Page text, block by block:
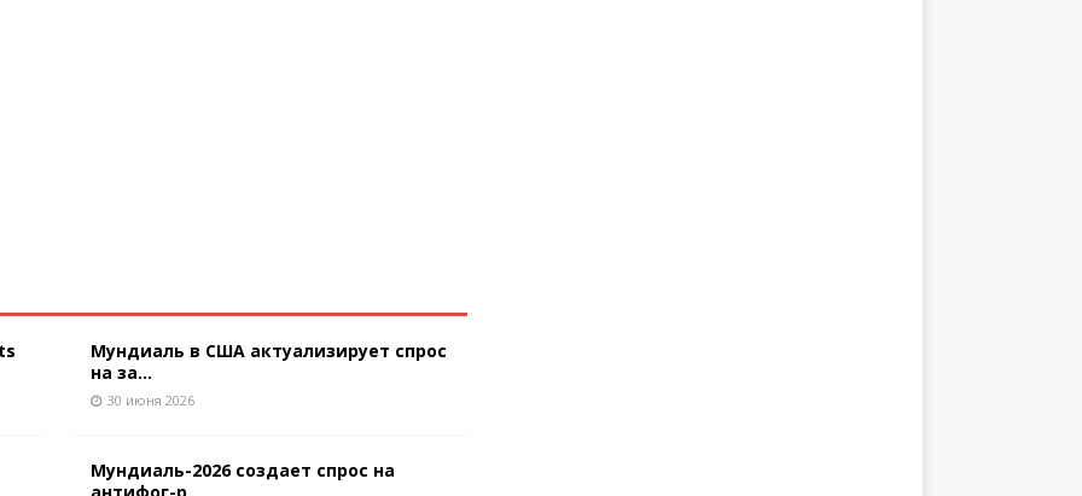
Мундиаль в США актуализирует спрос
на за...
30 июня 2026
Мундиаль-2026 создает спрос на